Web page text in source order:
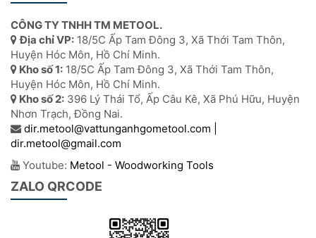
CÔNG TY TNHH TM METOOL.
Địa chỉ VP: 18/5C Ấp Tam Đông 3, Xã Thới Tam Thôn,
Huyện Hóc Môn, Hồ Chí Minh.
Kho số 1: 18/5C Ấp Tam Đông 3, Xã Thới Tam Thôn,
Huyện Hóc Môn, Hồ Chí Minh.
Kho số 2: 396 Lý Thái Tổ, Ấp Câu Kê, Xã Phú Hữu, Huyện
Nhơn Trạch, Đồng Nai.
dir.metool@vattunganhgometool.com |
dir.metool@gmail.com
Youtube: Metool - Woodworking Tools
ZALO QRCODE